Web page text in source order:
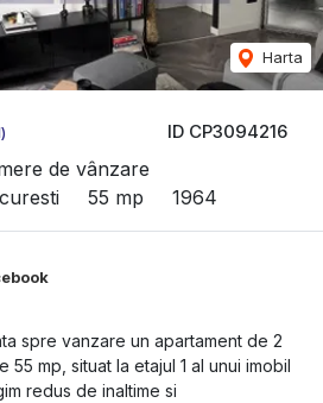
ID CP3094216
de vânzare
55 mp 1964
Harta
spre vanzare un apartament de 2
mp, situat la etajul 1 al unui imobil
redus de inaltime si